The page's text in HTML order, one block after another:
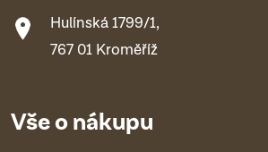
Hulínská 1799/1,
767 01 Kroměříž
Vše o nákupu